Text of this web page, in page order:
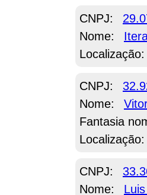
CNPJ:
Nome:
CNPJ:
Nome:
Fantasia
CNPJ:
Nome: